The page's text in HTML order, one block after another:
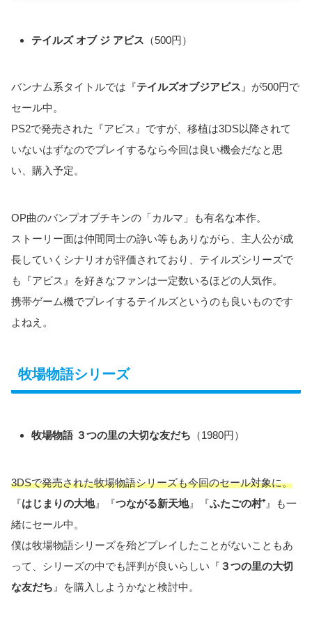
テイルズ オブ ジ アビス （500円）
バンナム系タイトルでは『テイルズオブジアビス 』が500円で
セール中。
PS2で発売された『アビス』ですが、移植は3DS以降されて
いないはずなのでプレイするなら今回は良い機会だなと思
い、購入予定。
OP曲のバンプオブチキンの「カルマ」も有名な本作。
ストーリー面は仲間同士の諍い等もありながら、主人公が成
長していくシナリオが評価されており、テイルズシリーズで
も『アビス』を好きなファンは一定数いるほどの人気作。
携帯ゲーム機でプレイするテイルズというのも良いものです
よねえ。
牧場物語シリーズ
牧場物語 ３つの里の大切な友だち （1980円）
3DSで発売された牧場物語シリーズも今回のセール対象に。
『はじまりの大地』『つながる新天地』『ふたごの村⁺』も一
緒にセール中。
僕は牧場物語シリーズを殆どプレイしたことがないこともあ
って、シリーズの中でも評判が良いらしい『 ３つの里の大切
な友だち 』を購入しようかなと検討中。